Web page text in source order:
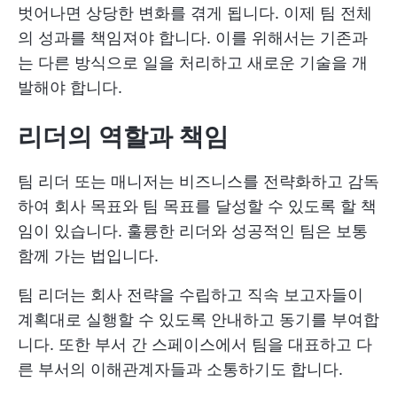
벗어나면 상당한 변화를 겪게 됩니다. 이제 팀 전체
의 성과를 책임져야 합니다. 이를 위해서는 기존과
는 다른 방식으로 일을 처리하고 새로운 기술을 개
발해야 합니다.
리더의 역할과 책임
팀 리더 또는 매니저는 비즈니스를 전략화하고 감독
하여 회사 목표와 팀 목표를 달성할 수 있도록 할 책
임이 있습니다. 훌륭한 리더와 성공적인 팀은 보통
함께 가는 법입니다.
팀 리더는 회사 전략을 수립하고 직속 보고자들이
계획대로 실행할 수 있도록 안내하고 동기를 부여합
니다. 또한 부서 간 스페이스에서 팀을 대표하고 다
른 부서의 이해관계자들과 소통하기도 합니다.